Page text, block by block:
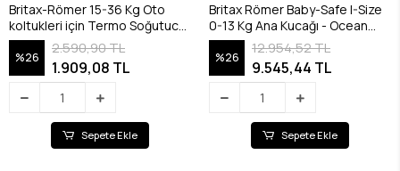
Britax-Römer 15-36 Kg Oto
koltukleri için Termo Soğutucu
Kılıf
%26
2.590,90 TL
1.909,08 TL
Sepete Ekle
Britax Römer Baby-Safe I-Size
0-13 Kg Ana Kucağı - Ocean
Blue
%26
12.954,52 TL
9.545,44 TL
Sepete Ekle